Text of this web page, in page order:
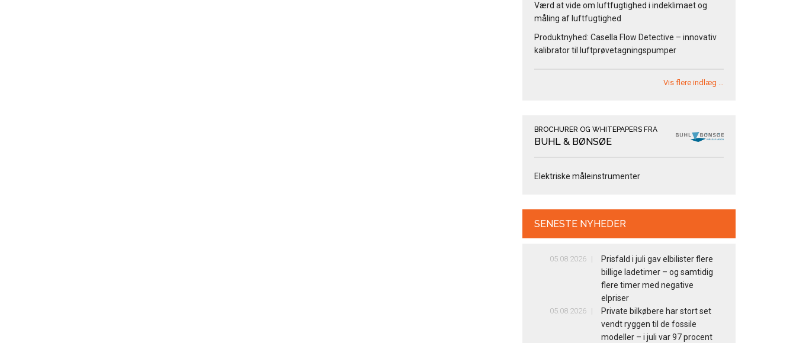
Værd at vide om luftfugtighed i indeklimaet og
måling af luftfugtighed
Produktnyhed: Casella Flow Detective – innovativ
kalibrator til luftprøvetagningspumper
Vis flere indlæg …
BROCHURER OG WHITEPAPERS FRA
BUHL & BØNSØE
Elektriske måleinstrumenter
SENESTE NYHEDER
05.08.2026
Prisfald i juli gav elbilister flere
billige ladetimer – og samtidig
flere timer med negative
elpriser
05.08.2026
Private bilkøbere har stort set
vendt ryggen til de fossile
modeller – i juli var 97 procent